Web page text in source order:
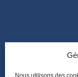
Nous utilisons des